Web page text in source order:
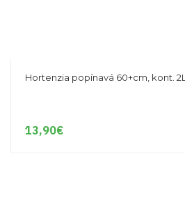
Hortenzia popínavá 60+cm, kont. 2L
13,90€